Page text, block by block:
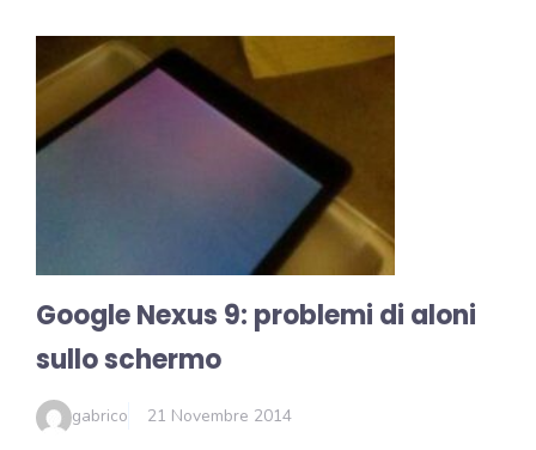
Google Nexus 9: problemi di aloni
sullo schermo
gabrico 21 Novembre 2014